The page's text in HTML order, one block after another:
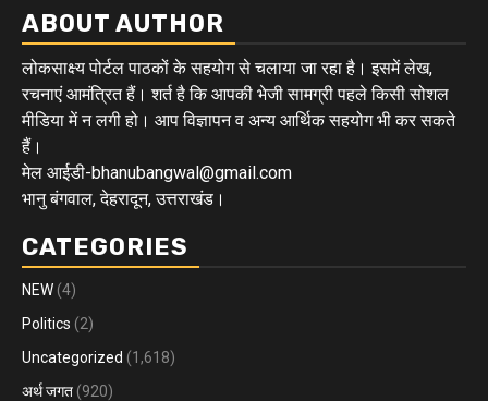
ABOUT AUTHOR
लोकसाक्ष्य पोर्टल पाठकों के सहयोग से चलाया जा रहा है। इसमें लेख,
रचनाएं आमंत्रित हैं। शर्त है कि आपकी भेजी सामग्री पहले किसी सोशल
मीडिया में न लगी हो। आप विज्ञापन व अन्य आर्थिक सहयोग भी कर सकते
हैं।
मेल आईडी-bhanubangwal@gmail.com
भानु बंगवाल, देहरादून, उत्तराखंड।
CATEGORIES
NEW (4)
Politics (2)
Uncategorized (1,618)
अर्थ जगत (920)